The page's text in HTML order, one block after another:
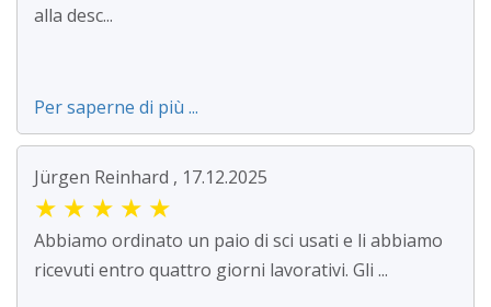
alla desc...
Per saperne di più ...
Jürgen Reinhard , 17.12.2025
★ ★ ★ ★ ★
Abbiamo ordinato un paio di sci usati e li abbiamo
ricevuti entro quattro giorni lavorativi. Gli ...